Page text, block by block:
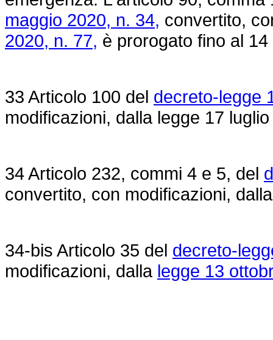
maggio 2020, n. 34, convertito,
2020, n. 77, è prorogato fino al
33 Articolo 100 del decreto-legge
modificazioni, dalla legge 17
34 Articolo 232, commi 4 e 5, del
convertito, con modificazioni,
34-bis Articolo 35 del decreto-
modificazioni, dalla legge 13